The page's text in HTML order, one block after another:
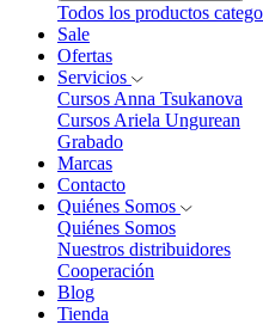
Todos los productos
Sale
Ofertas
Servicios
Cursos Anna Tsukanova
Cursos Ariela Ungurean
Grabado
Marcas
Contacto
Quiénes Somos
Quiénes Somos
Nuestros distribuidores
Cooperación
Blog
Tienda